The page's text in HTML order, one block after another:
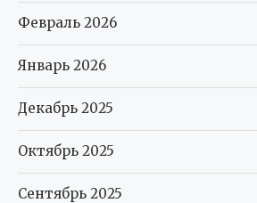
Февраль 2026
Январь 2026
Декабрь 2025
Октябрь 2025
Сентябрь 2025